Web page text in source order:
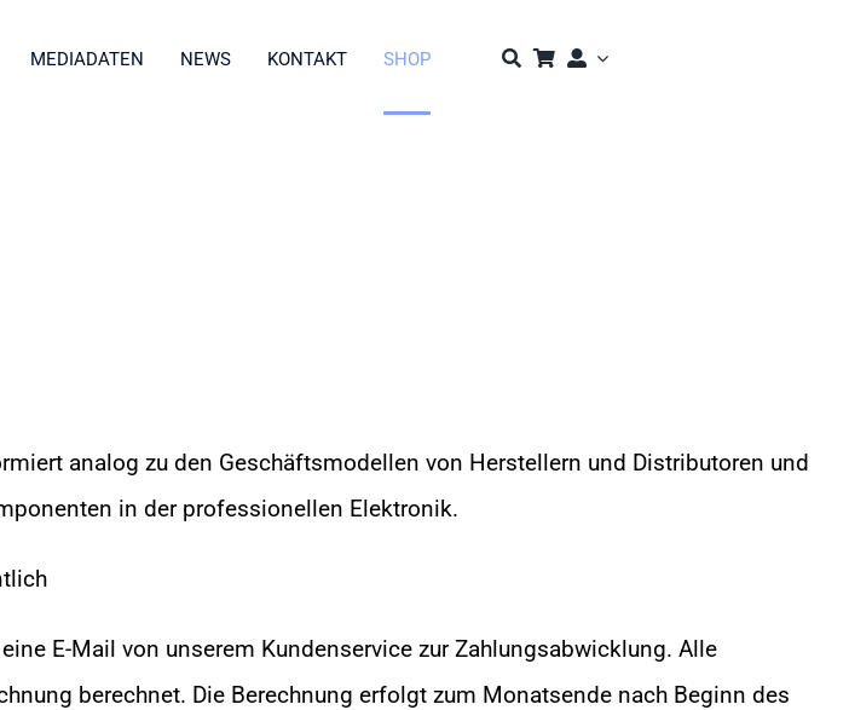
MEDIADATEN NEWS KONTAKT SHOP
analog zu den Geschäftsmodellen von Herstellern und Distributoren und
in der professionellen Elektronik.
E-Mail von unserem Kundenservice zur Zahlungsabwicklung. Alle
berechnet. Die Berechnung erfolgt zum Monatsende nach Beginn des